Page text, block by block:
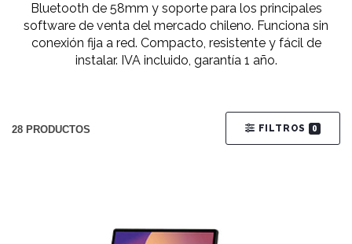
Bluetooth de 58mm y soporte para los principales
software de venta del mercado chileno. Funciona sin
conexión fija a red. Compacto, resistente y fácil de
instalar. IVA incluido, garantía 1 año.
28 PRODUCTOS FILTROS 0